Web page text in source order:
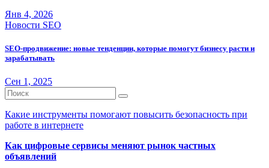
Янв 4, 2026
Новости SEO
SEO-продвижение: новые тенденции, которые помогут бизнесу расти и
зарабатывать
Сен 1, 2025
Какие инструменты помогают повысить безопасность при
работе в интернете
Как цифровые сервисы меняют рынок частных
объявлений